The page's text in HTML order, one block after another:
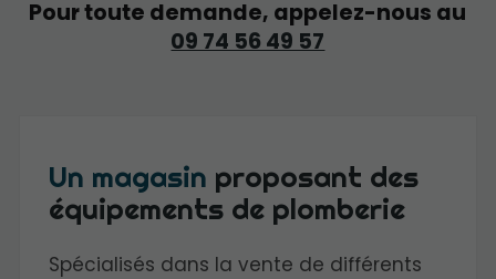
Pour toute demande, appelez-nous au
09 74 56 49 57
Un magasin proposant des
équipements de plomberie
Spécialisés dans la vente de différents